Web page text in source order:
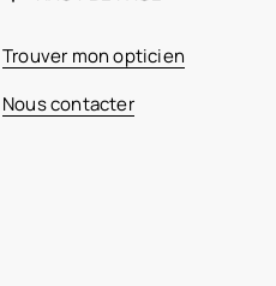
Trouver mon opticien
Nous contacter